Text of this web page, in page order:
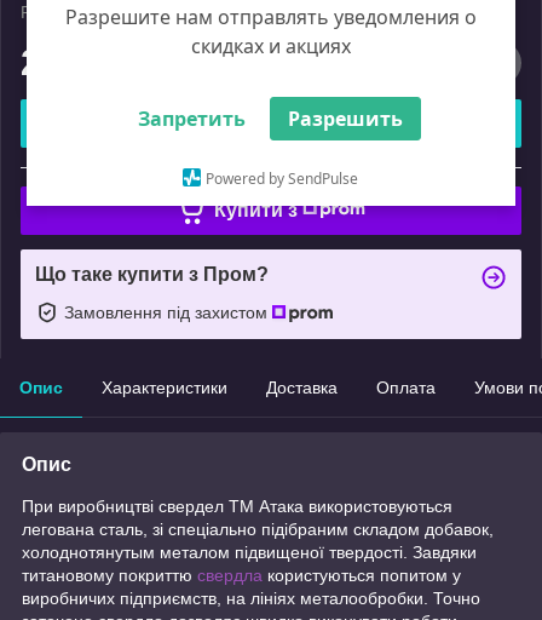
Разрешите нам отправлять уведомления о
скидках и акциях
Запретить Разрешить
Powered by SendPulse
Роздріб
2 310
Купити
Купити з
Що таке купити з Пром?
Замовлення під захистом
Опис Характеристики Доставка Оплата Умови
Опис
При виробництві свердел ТМ Атака використовуються
легована сталь, зі спеціально підібраним складом добавок,
холоднотянутым металом підвищеної твердості. Завдяки
титановому покриттю свердла користуються попитом у
виробничих підприємств, на лініях металообробки. Точно